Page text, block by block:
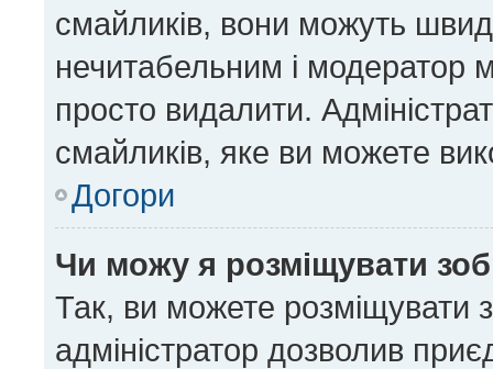
смайликів, вони можуть
нечитабельним і модератор
просто видалити.
смайликів, яке ви можете
Догори
Чи можу я розміщувати
Так, ви можете розміщувати
адміністратор дозволив